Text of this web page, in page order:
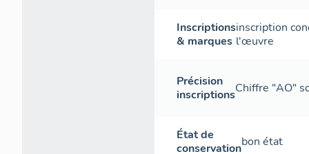
Inscriptions
& marques
inscription
l'œuvre
Précision
inscriptionsChiffre "AO"
État de
conservationbon état